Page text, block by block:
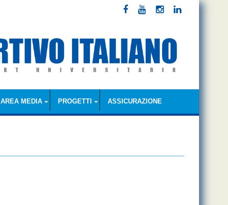
AREA MEDIA PROGETTI ASSICURAZIONE